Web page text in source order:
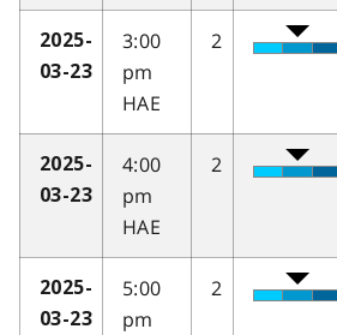
2025-
03-23
3:00
pm
HAE
2
2025-
03-23
4:00
pm
HAE
2
2025-
03-23
5:00
pm
2